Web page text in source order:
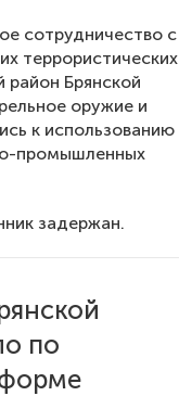
сотрудничество с
террористических
район Брянской
оружие и
к использованию
промышленных
задержан.
по
форме